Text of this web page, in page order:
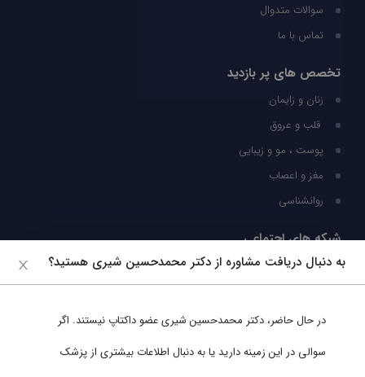
سوالات متدوال
تماس با ما
تخصص های پر بازدید
زنان و زایمان
قلب و عروق
پوست ، مو و زیبایی
مغز و اعصاب
روانشناسی
شبکه های اجتماعی
ما را در شبکه های اجتماعی دنبال کنید
به دنبال دریافت مشاوره از دکتر محمدحسین شیری هستید؟
در حال حاضر، دکتر محمدحسین شیریعضو داکتاپ نیستند. اگر
سوالی در این زمینه دارید یا به دنبال اطلاعات بیشتری از پزشک